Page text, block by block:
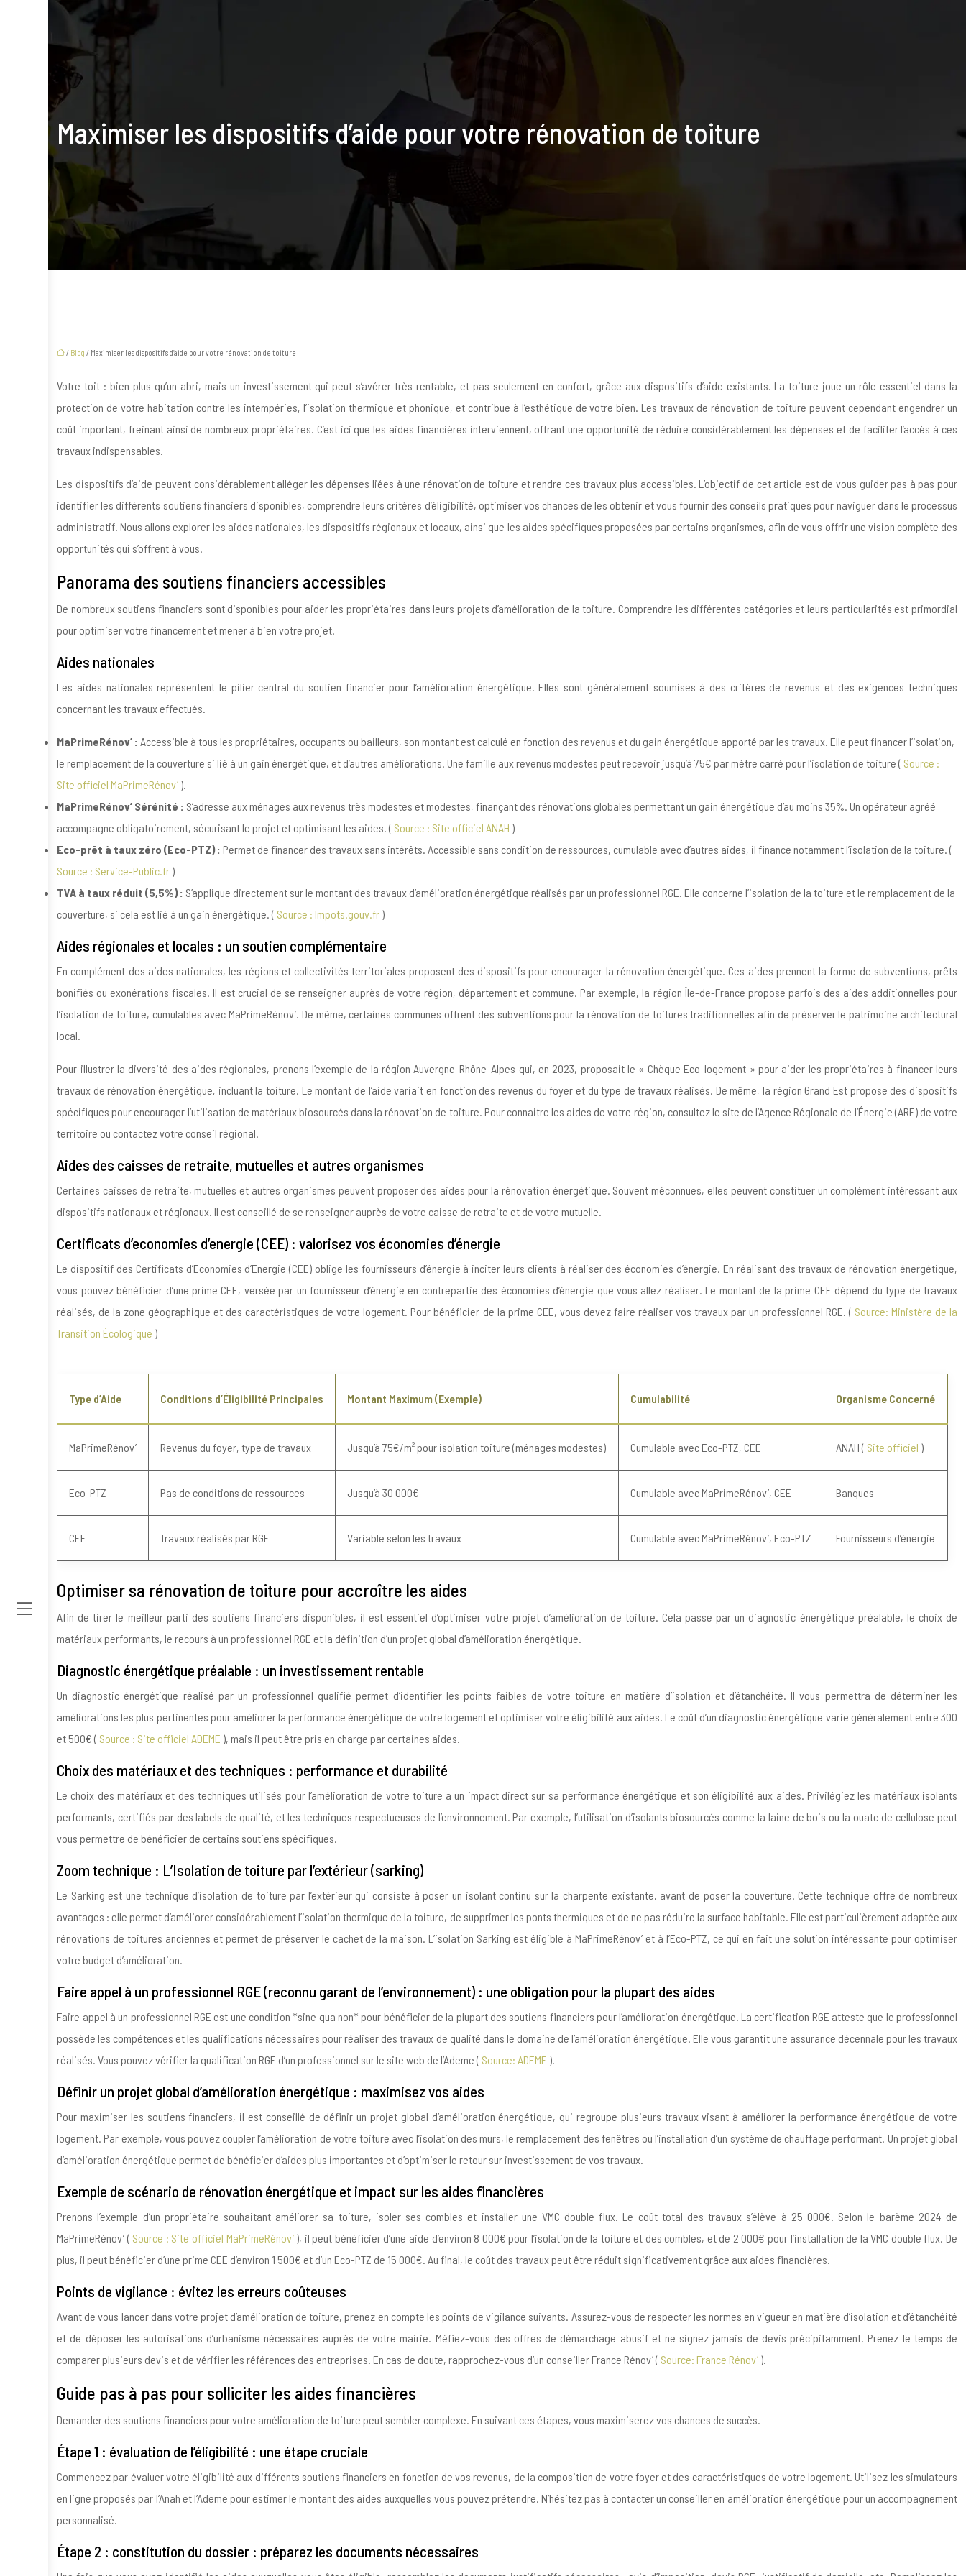
Maximiser les dispositifs d’aide pour votre rénovation de toiture
/ Blog / Maximiser les dispositifs d’aide pour votre rénovation de toiture
Votre toit : bien plus qu’un abri, mais un investissement qui peut s’avérer très rentable, et pas seulement en confort, grâce aux dispositifs d’aide existants. La toiture joue un rôle essentiel dans la
protection de votre habitation contre les intempéries, l’isolation thermique et phonique, et contribue à l’esthétique de votre bien. Les travaux de rénovation de toiture peuvent cependant engendrer un
coût important, freinant ainsi de nombreux propriétaires. C’est ici que les aides financières interviennent, offrant une opportunité de réduire considérablement les dépenses et de faciliter l’accès à ces
travaux indispensables.
Les dispositifs d’aide peuvent considérablement alléger les dépenses liées à une rénovation de toiture et rendre ces travaux plus accessibles. L’objectif de cet article est de vous guider pas à pas pour
identifier les différents soutiens financiers disponibles, comprendre leurs critères d’éligibilité, optimiser vos chances de les obtenir et vous fournir des conseils pratiques pour naviguer dans le processus
administratif. Nous allons explorer les aides nationales, les dispositifs régionaux et locaux, ainsi que les aides spécifiques proposées par certains organismes, afin de vous offrir une vision complète des
opportunités qui s’offrent à vous.
Panorama des soutiens financiers accessibles
De nombreux soutiens financiers sont disponibles pour aider les propriétaires dans leurs projets d’amélioration de la toiture. Comprendre les différentes catégories et leurs particularités est primordial
pour optimiser votre financement et mener à bien votre projet.
Aides nationales
Les aides nationales représentent le pilier central du soutien financier pour l’amélioration énergétique. Elles sont généralement soumises à des critères de revenus et des exigences techniques
concernant les travaux effectués.
MaPrimeRénov’ :Accessible à tous les propriétaires, occupants ou bailleurs, son montant est calculé en fonction des revenus et du gain énergétique apporté par les travaux. Elle peut financer l’isolation,
le remplacement de la couverture si lié à un gain énergétique, et d’autres améliorations. Une famille aux revenus modestes peut recevoir jusqu’à 75€ par mètre carré pour l’isolation de toiture ( Source :
Site officiel MaPrimeRénov’ ).
MaPrimeRénov’ Sérénité : S’adresse aux ménages aux revenus très modestes et modestes, finançant des rénovations globales permettant un gain énergétique d’au moins 35%. Un opérateur agréé
accompagne obligatoirement, sécurisant le projet et optimisant les aides. ( Source : Site officiel ANAH )
Eco-prêt à taux zéro (Eco-PTZ) :Permet de financer des travaux sans intérêts. Accessible sans condition de ressources, cumulable avec d’autres aides, il finance notamment l’isolation de la toiture. (
Source : Service-Public.fr )
TVA à taux réduit (5,5%) : S’applique directement sur le montant des travaux d’amélioration énergétique réalisés par un professionnel RGE. Elle concerne l’isolation de la toiture et le remplacement de la
couverture, si cela est lié à un gain énergétique. ( Source : Impots.gouv.fr )
Aides régionales et locales : un soutien complémentaire
En complément des aides nationales, les régions et collectivités territoriales proposent des dispositifs pour encourager la rénovation énergétique. Ces aides prennent la forme de subventions, prêts
bonifiés ou exonérations fiscales. Il est crucial de se renseigner auprès de votre région, département et commune. Par exemple, la région Île-de-France propose parfois des aides additionnelles pour
l’isolation de toiture, cumulables avec MaPrimeRénov’. De même, certaines communes offrent des subventions pour la rénovation de toitures traditionnelles afin de préserver le patrimoine architectural
local.
Pour illustrer la diversité des aides régionales, prenons l’exemple de la région Auvergne-Rhône-Alpes qui, en 2023, proposait le « Chèque Eco-logement » pour aider les propriétaires à financer leurs
travaux de rénovation énergétique, incluant la toiture. Le montant de l’aide variait en fonction des revenus du foyer et du type de travaux réalisés. De même, la région Grand Est propose des dispositifs
spécifiques pour encourager l’utilisation de matériaux biosourcés dans la rénovation de toiture. Pour connaitre les aides de votre région, consultez le site de l’Agence Régionale de l’Énergie (ARE) de votre
territoire ou contactez votre conseil régional.
Aides des caisses de retraite, mutuelles et autres organismes
Certaines caisses de retraite, mutuelles et autres organismes peuvent proposer des aides pour la rénovation énergétique. Souvent méconnues, elles peuvent constituer un complément intéressant aux
dispositifs nationaux et régionaux. Il est conseillé de se renseigner auprès de votre caisse de retraite et de votre mutuelle.
Certificats d’economies d’energie (CEE) : valorisez vos économies d’énergie
Le dispositif des Certificats d’Economies d’Energie (CEE) oblige les fournisseurs d’énergie à inciter leurs clients à réaliser des économies d’énergie. En réalisant des travaux de rénovation énergétique,
vous pouvez bénéficier d’une prime CEE, versée par un fournisseur d’énergie en contrepartie des économies d’énergie que vous allez réaliser. Le montant de la prime CEE dépend du type de travaux
réalisés, de la zone géographique et des caractéristiques de votre logement. Pour bénéficier de la prime CEE, vous devez faire réaliser vos travaux par un professionnel RGE. ( Source: Ministère de la
Transition Écologique )
Type d’Aide Conditions d’Éligibilité Principales Montant Maximum (Exemple) Cumulabilité Organisme Concerné
MaPrimeRénov’ Revenus du foyer, type de travaux Jusqu’à 75€/m² pour isolation toiture (ménages modestes) Cumulable avec Eco-PTZ, CEE ANAH ( Site officiel )
Eco-PTZ Pas de conditions de ressources Jusqu’à 30 000€ Cumulable avec MaPrimeRénov’, CEE Banques
CEE Travaux réalisés par RGE Variable selon les travaux Cumulable avec MaPrimeRénov’, Eco-PTZ Fournisseurs d’énergie
Optimiser sa rénovation de toiture pour accroître les aides
Afin de tirer le meilleur parti des soutiens financiers disponibles, il est essentiel d’optimiser votre projet d’amélioration de toiture. Cela passe par un diagnostic énergétique préalable, le choix de
matériaux performants, le recours à un professionnel RGE et la définition d’un projet global d’amélioration énergétique.
Diagnostic énergétique préalable : un investissement rentable
Un diagnostic énergétique réalisé par un professionnel qualifié permet d’identifier les points faibles de votre toiture en matière d’isolation et d’étanchéité. Il vous permettra de déterminer les
améliorations les plus pertinentes pour améliorer la performance énergétique de votre logement et optimiser votre éligibilité aux aides. Le coût d’un diagnostic énergétique varie généralement entre 300
et 500€ ( Source : Site officiel ADEME ), mais il peut être pris en charge par certaines aides.
Choix des matériaux et des techniques : performance et durabilité
Le choix des matériaux et des techniques utilisés pour l’amélioration de votre toiture a un impact direct sur sa performance énergétique et son éligibilité aux aides. Privilégiez les matériaux isolants
performants, certifiés par des labels de qualité, et les techniques respectueuses de l’environnement. Par exemple, l’utilisation d’isolants biosourcés comme la laine de bois ou la ouate de cellulose peut
vous permettre de bénéficier de certains soutiens spécifiques.
Zoom technique : L’Isolation de toiture par l’extérieur (sarking)
Le Sarking est une technique d’isolation de toiture par l’extérieur qui consiste à poser un isolant continu sur la charpente existante, avant de poser la couverture. Cette technique offre de nombreux
avantages : elle permet d’améliorer considérablement l’isolation thermique de la toiture, de supprimer les ponts thermiques et de ne pas réduire la surface habitable. Elle est particulièrement adaptée aux
rénovations de toitures anciennes et permet de préserver le cachet de la maison. L’isolation Sarking est éligible à MaPrimeRénov’ et à l’Eco-PTZ, ce qui en fait une solution intéressante pour optimiser
votre budget d’amélioration.
Faire appel à un professionnel RGE (reconnu garant de l’environnement) : une obligation pour la plupart des aides
Faire appel à un professionnel RGE est une condition *sine qua non* pour bénéficier de la plupart des soutiens financiers pour l’amélioration énergétique. La certification RGE atteste que le professionnel
possède les compétences et les qualifications nécessaires pour réaliser des travaux de qualité dans le domaine de l’amélioration énergétique. Elle vous garantit une assurance décennale pour les travaux
réalisés. Vous pouvez vérifier la qualification RGE d’un professionnel sur le site web de l’Ademe ( Source: ADEME ).
Définir un projet global d’amélioration énergétique : maximisez vos aides
Pour maximiser les soutiens financiers, il est conseillé de définir un projet global d’amélioration énergétique, qui regroupe plusieurs travaux visant à améliorer la performance énergétique de votre
logement. Par exemple, vous pouvez coupler l’amélioration de votre toiture avec l’isolation des murs, le remplacement des fenêtres ou l’installation d’un système de chauffage performant. Un projet global
d’amélioration énergétique permet de bénéficier d’aides plus importantes et d’optimiser le retour sur investissement de vos travaux.
Exemple de scénario de rénovation énergétique et impact sur les aides financières
Prenons l’exemple d’un propriétaire souhaitant améliorer sa toiture, isoler ses combles et installer une VMC double flux. Le coût total des travaux s’élève à 25 000€. Selon le barème 2024 de
MaPrimeRénov’ ( Source : Site officiel MaPrimeRénov’ ), il peut bénéficier d’une aide d’environ 8 000€ pour l’isolation de la toiture et des combles, et de 2 000€ pour l’installation de la VMC double flux. De
plus, il peut bénéficier d’une prime CEE d’environ 1 500€ et d’un Eco-PTZ de 15 000€. Au final, le coût des travaux peut être réduit significativement grâce aux aides financières.
Points de vigilance : évitez les erreurs coûteuses
Avant de vous lancer dans votre projet d’amélioration de toiture, prenez en compte les points de vigilance suivants. Assurez-vous de respecter les normes en vigueur en matière d’isolation et d’étanchéité
et de déposer les autorisations d’urbanisme nécessaires auprès de votre mairie. Méfiez-vous des offres de démarchage abusif et ne signez jamais de devis précipitamment. Prenez le temps de
comparer plusieurs devis et de vérifier les références des entreprises. En cas de doute, rapprochez-vous d’un conseiller France Rénov’ ( Source: France Rénov’ ).
Guide pas à pas pour solliciter les aides financières
Demander des soutiens financiers pour votre amélioration de toiture peut sembler complexe. En suivant ces étapes, vous maximiserez vos chances de succès.
Étape 1 : évaluation de l’éligibilité : une étape cruciale
Commencez par évaluer votre éligibilité aux différents soutiens financiers en fonction de vos revenus, de la composition de votre foyer et des caractéristiques de votre logement. Utilisez les simulateurs
en ligne proposés par l’Anah et l’Ademe pour estimer le montant des aides auxquelles vous pouvez prétendre. N’hésitez pas à contacter un conseiller en amélioration énergétique pour un accompagnement
personnalisé.
Étape 2 : constitution du dossier : préparez les documents nécessaires